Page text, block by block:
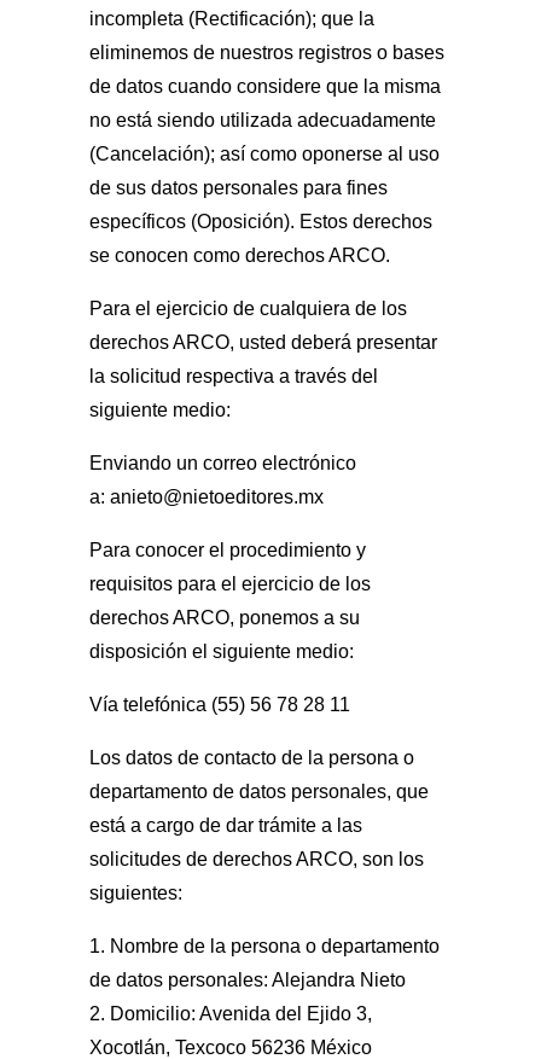
incompleta (Rectificación); que la
eliminemos de nuestros registros o bases
de datos cuando considere que la misma
no está siendo utilizada adecuadamente
(Cancelación); así como oponerse al uso
de sus datos personales para fines
específicos (Oposición). Estos derechos
se conocen como derechos ARCO.
Para el ejercicio de cualquiera de los
derechos ARCO, usted deberá presentar
la solicitud respectiva a través del
siguiente medio:
Enviando un correo electrónico
a: anieto@nietoeditores.mx
Para conocer el procedimiento y
requisitos para el ejercicio de los
derechos ARCO, ponemos a su
disposición el siguiente medio:
Vía telefónica (55) 56 78 28 11
Los datos de contacto de la persona o
departamento de datos personales, que
está a cargo de dar trámite a las
solicitudes de derechos ARCO, son los
siguientes:
1. Nombre de la persona o departamento
de datos personales: Alejandra Nieto
2. Domicilio: Avenida del Ejido 3,
Xocotlán, Texcoco 56236 México